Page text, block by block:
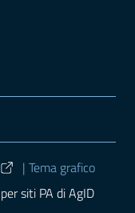
| Tema grafico
siti PA di AgID